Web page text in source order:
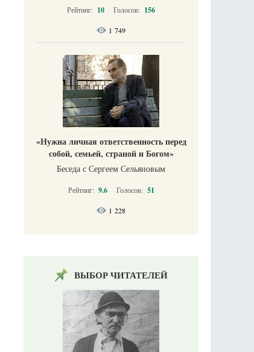
Рейтинг: 10 Голосов: 156
1 749
«Нужна личная ответственность перед
собой, семьей, страной и Богом»
Беседа с Сергеем Сельяновым
Рейтинг: 9.6 Голосов: 51
1 228
ВЫБОР ЧИТАТЕЛЕЙ